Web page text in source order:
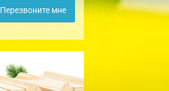
Перезвоните мне